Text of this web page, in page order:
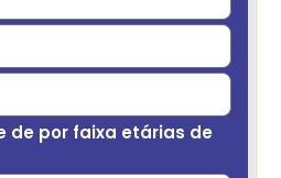
de por faixa etárias de